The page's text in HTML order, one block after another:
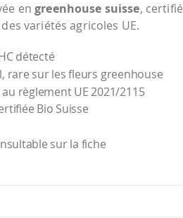
engreenhouse suisse,
variétés agricoles UE.
détecté
rare sur les fleurs greenhouse
règlement UE 2021/2115
Bio Suisse
sur la fiche